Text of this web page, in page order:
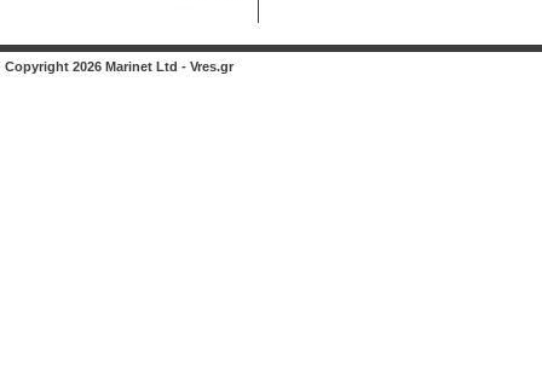
Copyright 2026 Marinet Ltd - Vres.gr